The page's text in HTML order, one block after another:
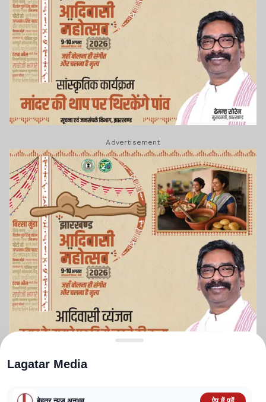
Advertisement
Lagatar Media